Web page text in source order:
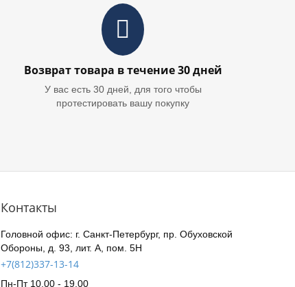
Возврат товара в течение 30 дней
У вас есть 30 дней, для того чтобы
протестировать вашу покупку
Контакты
Головной офис: г. Санкт-Петербург, пр. Обуховской
Обороны, д. 93, лит. А, пом. 5Н
+7(812)337-13-14
Пн-Пт 10.00 - 19.00